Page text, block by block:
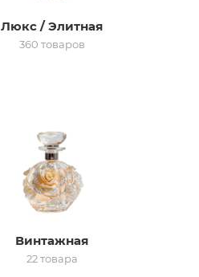
Люкс / Элитная
360 товаров
Винтажная
22 товара